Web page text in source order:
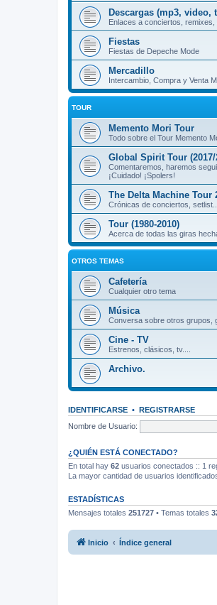
Descargas (mp3, video,
Enlaces a conciertos, remixes,
Fiestas
Fiestas de Depeche Mode
Mercadillo
Intercambio, Compra y Venta
TOUR
Memento Mori Tour
Todo sobre el Tour Memento
Global Spirit Tour (2017/
Comentaremos, haremos
¡Cuidado! ¡Spolers!
The Delta Machine Tour
Crónicas de conciertos,
Tour (1980-2010)
Acerca de todas las giras
OTROS TEMAS
Cafetería
Cualquier otro tema
Música
Conversa sobre otros grupos,
Cine - TV
Estrenos, clásicos, tv....
Archivo.
IDENTIFICARSE • REGISTRARSE
Nombre de Usuario:
¿QUIÉN ESTÁ CONECTADO?
En total hay 62 usuarios conectados :: 1
La mayor cantidad de usuarios
ESTADÍSTICAS
Mensajes totales 251727 • Temas totales
Inicio Índice general